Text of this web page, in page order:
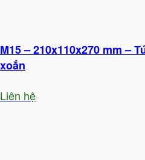
M15 – 210x110x270 mm –
xoắn
Liên hệ